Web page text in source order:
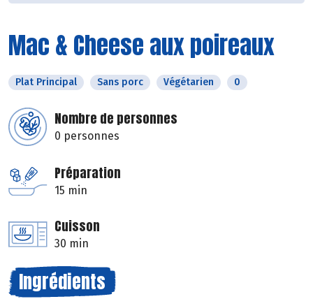
Mac & Cheese aux poireaux
Plat Principal Sans porc Végétarien 0
Nombre de personnes
0 personnes
Préparation
15 min
Cuisson
30 min
Ingrédients